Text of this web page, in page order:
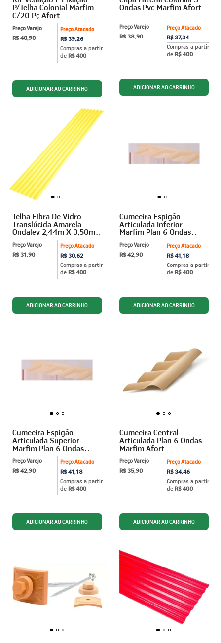
P/Telha Colonial Marfim
C/20 Pç Afort
Preço Atacado
R$ 39,26
Compras a partir
de R$ 400
Preço Varejo
R$ 40,90
Ondas Pvc Marfim Afort
Preço Atacado
R$ 37,34
Compras a partir
de R$ 400
Preço Varejo
R$ 38,90
Telha Fibra De Vidro
Translúcida Amarela
Ondalev 2,44m X 0,50m
Preço Atacado
R$ 30,62
Compras a partir
de R$ 400
Preço Varejo
R$ 31,90
Cumeeira Espigão
Articulada Inferior
Marfim Plan 6 Ondas
Preço Atacado
R$ 41,18
Compras a partir
de R$ 400
Preço Varejo
R$ 42,90
Cumeeira Espigão
Articulada Superior
Marfim Plan 6 Ondas
Afort
Preço Atacado
R$ 41,18
Compras a partir
de R$ 400
Preço Varejo
R$ 42,90
Cumeeira Central
Articulada Plan 6 Ondas
Marfim Afort
Preço Atacado
R$ 34,46
Compras a partir
de R$ 400
Preço Varejo
R$ 35,90